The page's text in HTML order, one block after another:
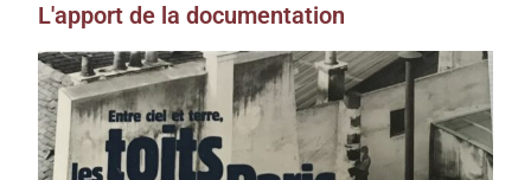
L'apport de la documentation